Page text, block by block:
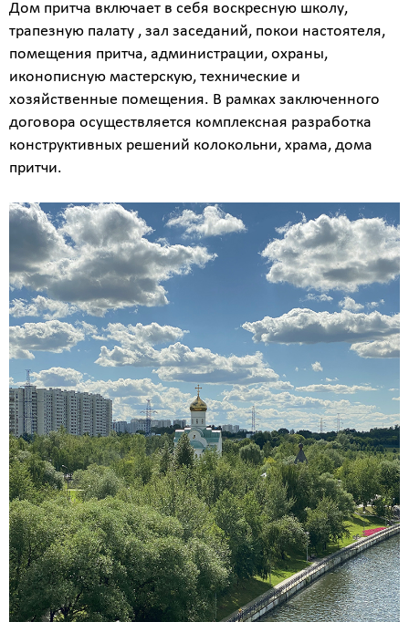
Дом притча включает в себя воскресную школу,
трапезную палату , зал заседаний, покои настоятеля,
помещения притча, администрации, охраны,
иконописную мастерскую, технические и
хозяйственные помещения. В рамках заключенного
договора осуществляется комплексная разработка
конструктивных решений колокольни, храма, дома
притчи.
Калькулятор
расчёта
стоимости
работ
?
Площадь
?
Назначение
здания
?